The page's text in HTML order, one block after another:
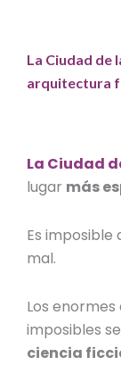
La Ciudad de
arquitectura
La Ciudad
lugar más
Es imposible
mal.
Los
imposibles
ciencia